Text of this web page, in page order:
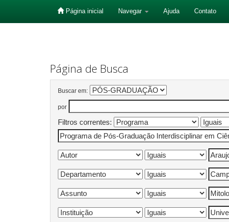
Página inicial Navegar Ajuda Contato
Página de Busca
Buscar em:
por
Filtros correntes: